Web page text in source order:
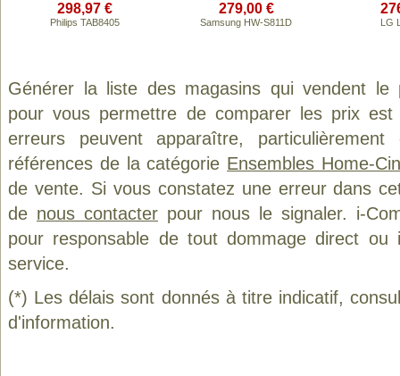
298,97 €
Philips TAB8405
279,00 €
Samsung HW-S811D LG
Générer la liste des magasins qui vendent
pour vous permettre de comparer les prix
erreurs peuvent apparaître,
références de la catégorie Ensembles Home-
de vente. Si vous constatez une erreur dans
de nous contacter pour nous le signaler. i-
pour responsable de tout dommage direct
service.
(*) Les délais sont donnés à titre indicatif,
d'information.